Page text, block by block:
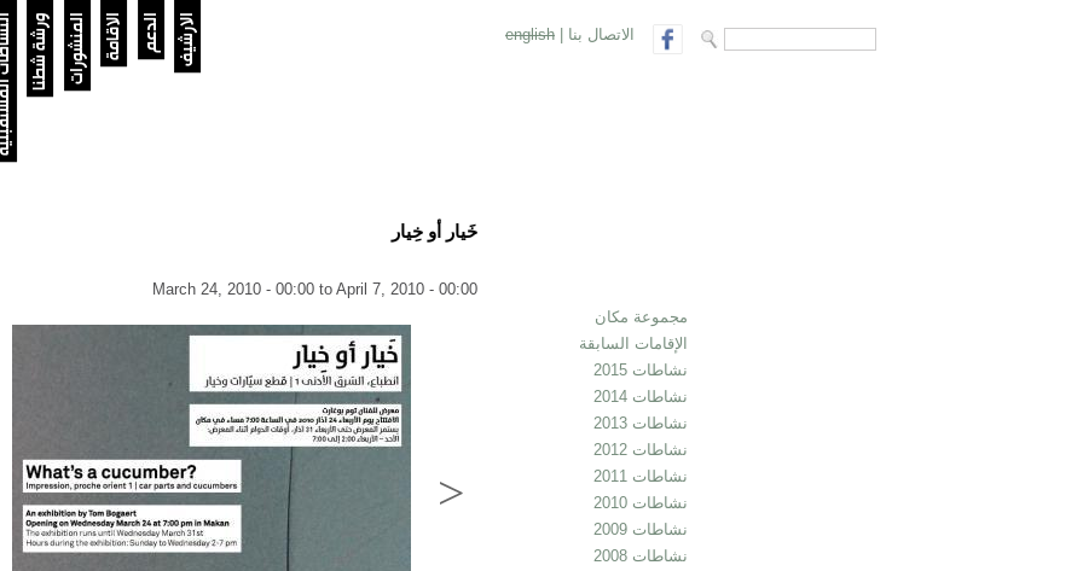
Search الاتصال بنا english ورشة شطنا المنشورات الاقامة الدعم الارشيف
مجموعة مكان
الإقامات السابقة
نشاطات 2015
نشاطات 2014
نشاطات 2013
نشاطات 2012
نشاطات 2011
نشاطات 2010
نشاطات 2009
نشاطات 2008
خَيار أو خِيار
March 24, 2010 - 00:00 to April 7, 2010 - 00:00